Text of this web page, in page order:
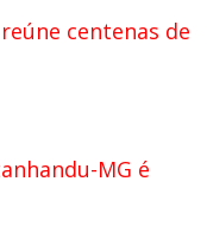
centenas de
MG é